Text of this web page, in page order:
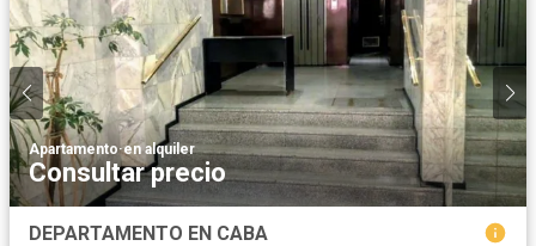
Apartamento·en alquiler
Consultar precio
DEPARTAMENTO EN CABA